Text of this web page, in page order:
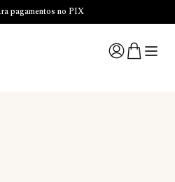
pagamentos no PIX